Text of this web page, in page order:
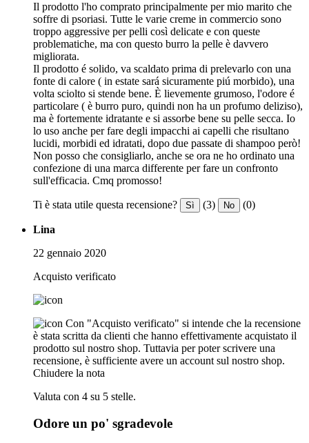
Il prodotto l'ho comprato principalmente per mio marito che
soffre di psoriasi. Tutte le varie creme in commercio sono
troppo aggressive per pelli così delicate e con queste
problematiche, ma con questo burro la pelle è davvero
migliorata.
Il prodotto é solido, va scaldato prima di prelevarlo con una
fonte di calore ( in estate sará sicuramente piú morbido), una
volta sciolto si stende bene. È lievemente grumoso, l'odore é
particolare ( è burro puro, quindi non ha un profumo deliziso),
ma è fortemente idratante e si assorbe bene su pelle secca. Io
lo uso anche per fare degli impacchi ai capelli che risultano
lucidi, morbidi ed idratati, dopo due passate di shampoo però!
Non posso che consigliarlo, anche se ora ne ho ordinato una
confezione di una marca differente per fare un confronto
sull'efficacia. Cmq promosso!
Ti è stata utile questa recensione? Sì (3) No (0)
Lina
22 gennaio 2020
Acquisto verificato
Con "Acquisto verificato" si intende che la recensione
è stata scritta da clienti che hanno effettivamente acquistato il
prodotto sul nostro shop. Tuttavia per poter scrivere una
recensione, è sufficiente avere un account sul nostro shop.
Chiudere la nota
Valuta con 4 su 5 stelle.
Odore un po' sgradevole